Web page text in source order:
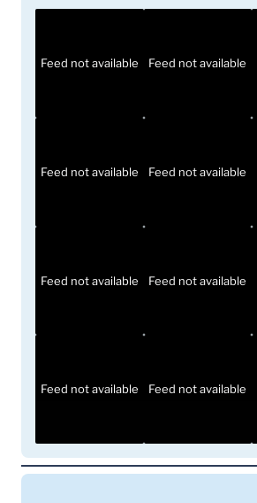
Feed not available Feed not available
Feed not available Feed not available
Feed not available Feed not available
Feed not available Feed not available